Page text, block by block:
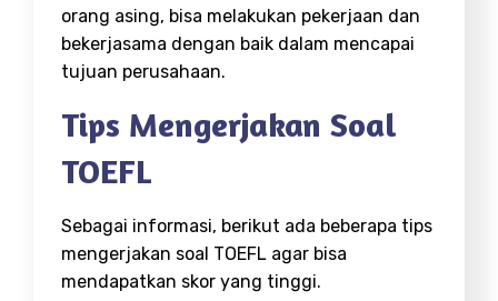
orang asing, bisa melakukan pekerjaan dan
bekerjasama dengan baik dalam mencapai
tujuan perusahaan.
Tips Mengerjakan Soal
TOEFL
Sebagai informasi, berikut ada beberapa tips
mengerjakan soal TOEFL agar bisa
mendapatkan skor yang tinggi.